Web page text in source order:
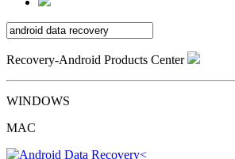
Recovery-Android Products Center
WINDOWS
MAC